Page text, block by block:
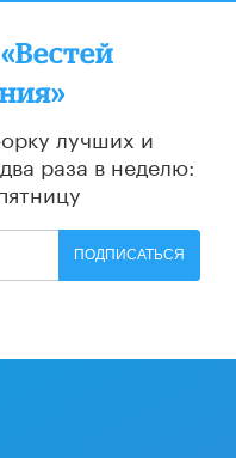
лучших и
два раза в неделю:
ПОДПИСАТЬСЯ